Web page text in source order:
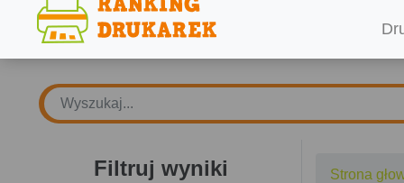
Filtruj wyniki
Strona